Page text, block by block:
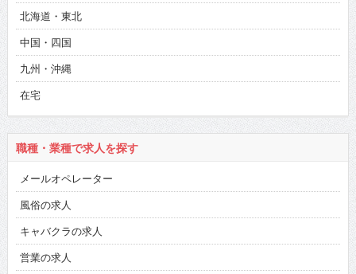
北海道・東北
中国・四国
九州・沖縄
在宅
職種・業種で求人を探す
メールオペレーター
風俗の求人
キャバクラの求人
営業の求人